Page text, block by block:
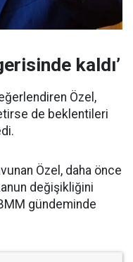
kaldı’
Özel,
de beklentileri
Özel, daha önce
değişikliğini
gündeminde